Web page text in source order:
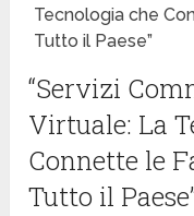
Tecnologia che
Tutto il Paese”
“Servizi
Virtuale: La
Connette le
Tutto il